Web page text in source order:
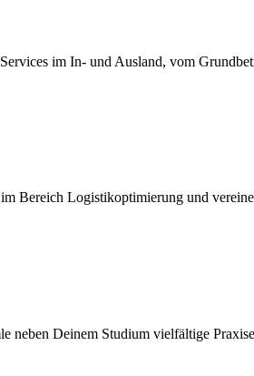
im In- und Ausland, vom
Bereich Logistikoptimierung und
Deinem Studium vielfältige